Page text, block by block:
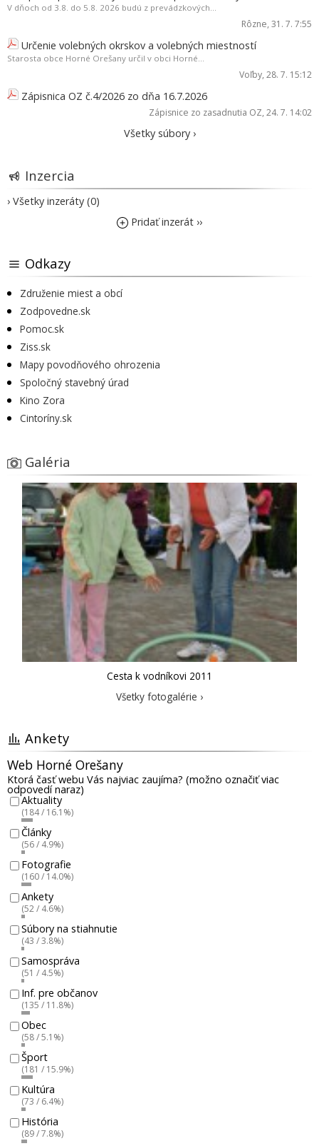
V dňoch od 3.8. do 5.8. 2026 budú z prevádzkových...
Rôzne, 31. 7. 7:55
Určenie volebných okrskov a volebných miestností
Starosta obce Horné Orešany určil v obci Horné...
Voľby, 28. 7. 15:12
Zápisnica OZ č.4/2026 zo dňa 16.7.2026
Zápisnice zo zasadnutia OZ, 24. 7. 14:02
Všetky súbory ›
Inzercia
› Všetky inzeráty (0)
Pridať inzerát ››
Odkazy
Združenie miest a obcí
Zodpovedne.sk
Pomoc.sk
Ziss.sk
Mapy povodňového ohrozenia
Spoločný stavebný úrad
Kino Zora
Cintoríny.sk
Galéria
Cesta k vodníkovi 2011
Všetky fotogalérie ›
Ankety
Web Horné Orešany
Ktorá časť webu Vás najviac zaujíma? (možno označiť viac
odpovedí naraz)
Aktuality
(184 / 16.1%)
Články
(56 / 4.9%)
Fotografie
(160 / 14.0%)
Ankety
(52 / 4.6%)
Súbory na stiahnutie
(43 / 3.8%)
Samospráva
(51 / 4.5%)
Inf. pre občanov
(135 / 11.8%)
Obec
(58 / 5.1%)
Šport
(181 / 15.9%)
Kultúra
(73 / 6.4%)
História
(89 / 7.8%)